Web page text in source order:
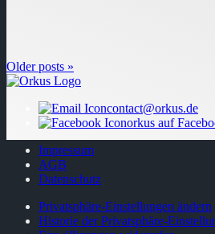
Older posts »
contact@orkus.de
orkus auf
Impressum
AGB
Datenschutz
Privatsphäre-Einstellungen ändern
Historie der Privatsphäre-